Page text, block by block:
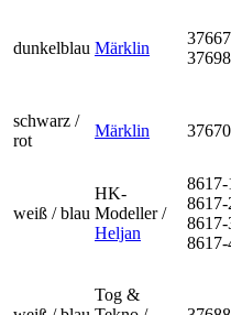
dunkelblau Märklin
37667
37698
schwarz /
rot
Märklin
weiß / blau
HK-
Modeller /
Heljan
8617-
8617-
8617-
8617-
Tog &